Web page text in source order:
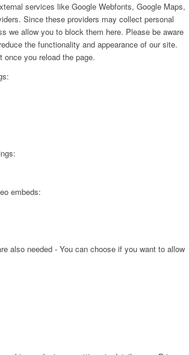
services like Google Webfonts, Google Maps,
Since these providers may collect personal
we allow you to block them here. Please be aware
the functionality and appearance of our site.
once you reload the page.
embeds:
also needed - You can choose if you want to allow